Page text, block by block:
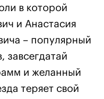
в которой
и Анастасия
– популярный
завсегдатай
и желанный
теряет свой